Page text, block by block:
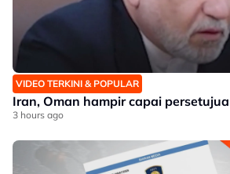
VIDEO TERKINI & POPULAR
Iran, Oman hampir capai
3 hours ago